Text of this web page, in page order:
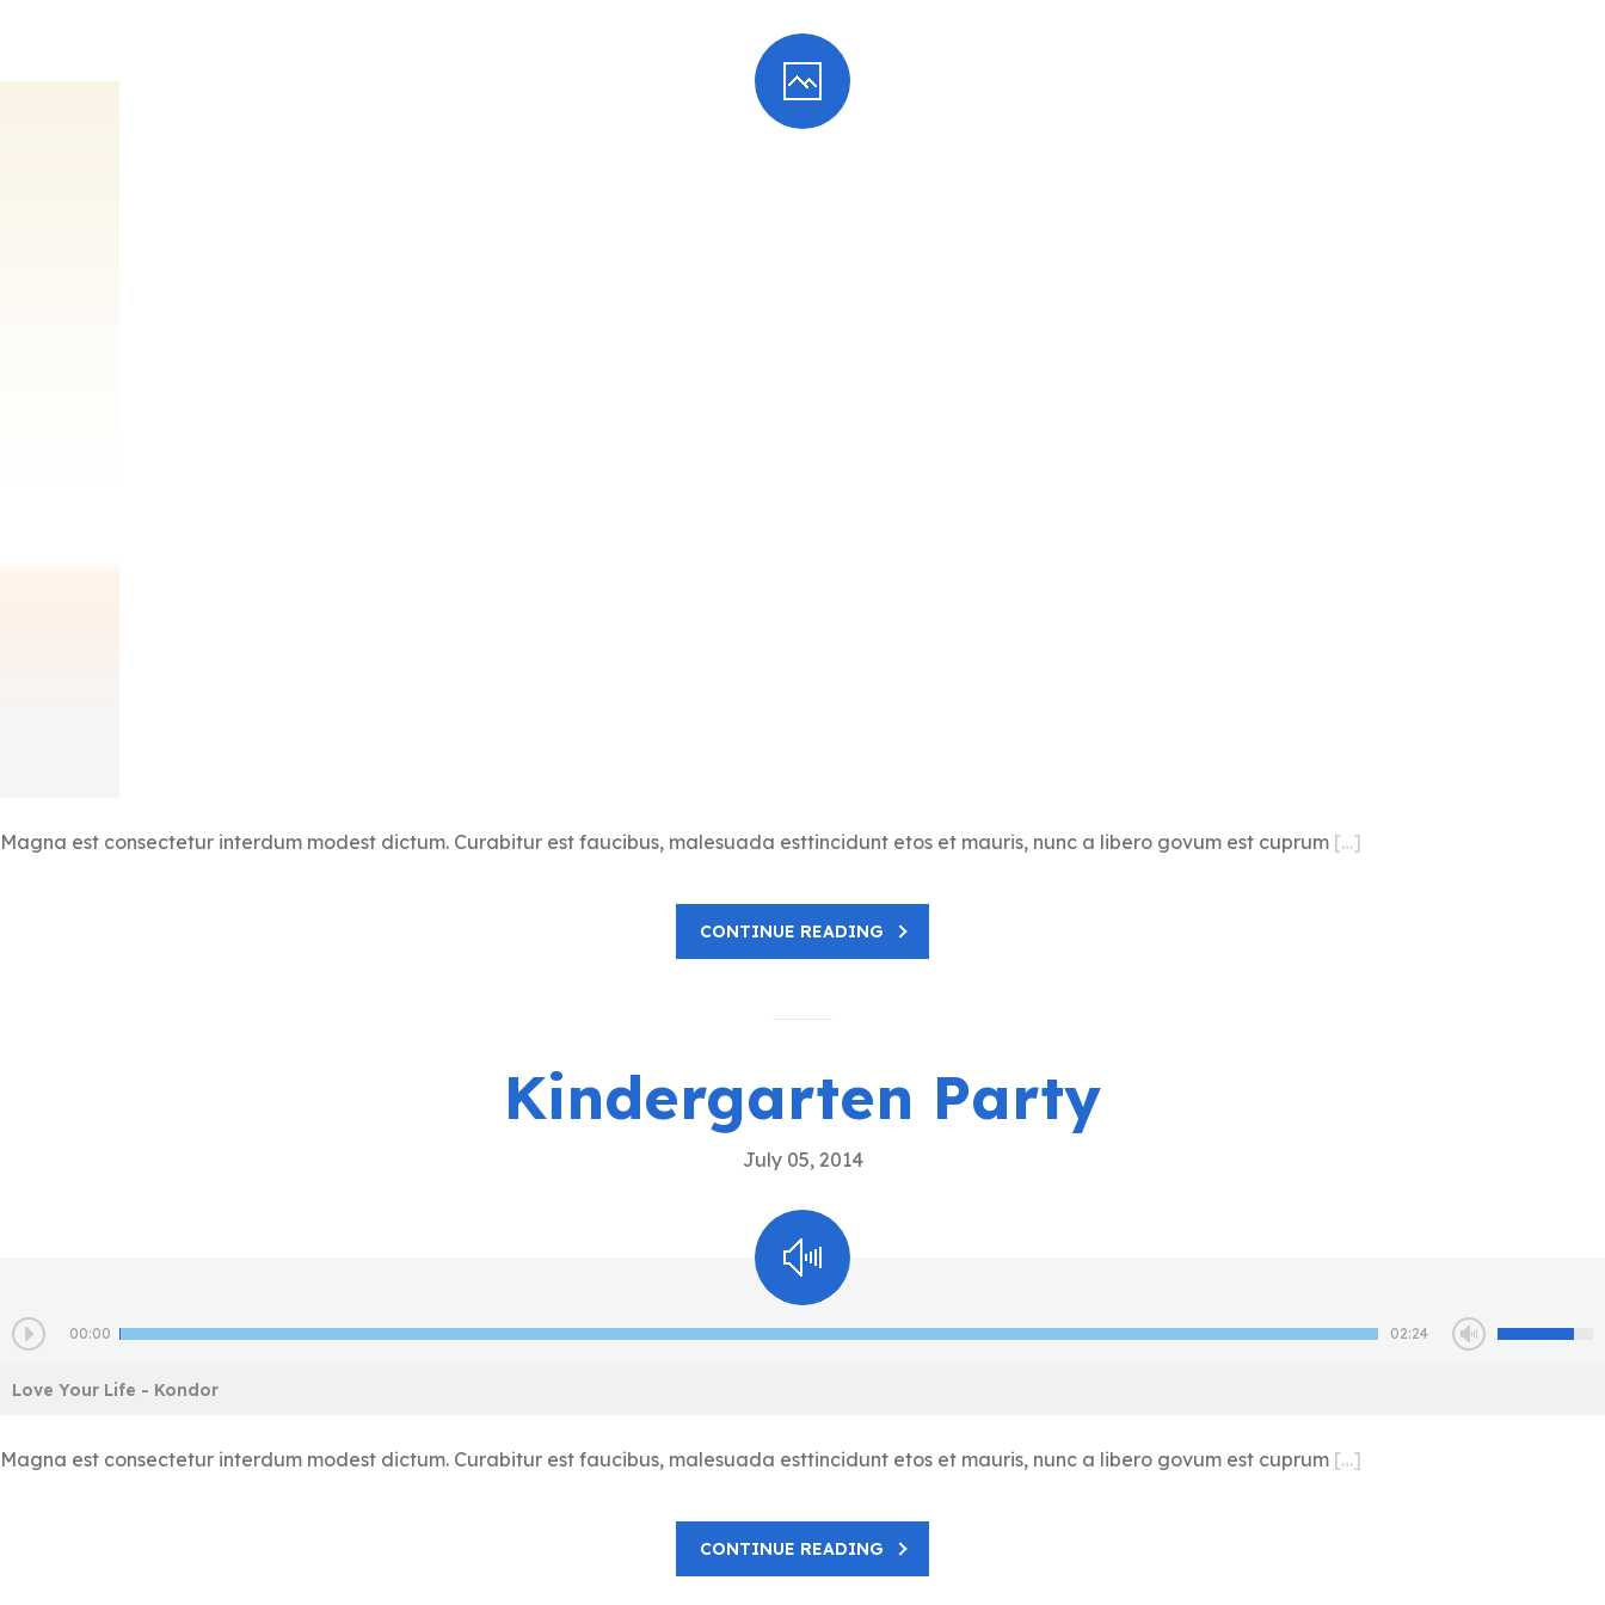
Magna est consectetur interdum modest dictum. Curabitur est faucibus, malesuada esttincidunt etos et mauris, nunc a libero govum est cuprum […]
CONTINUE READING
Kindergarten Party
July 05, 2014
00:00 02:24
Love Your Life - Kondor
Magna est consectetur interdum modest dictum. Curabitur est faucibus, malesuada esttincidunt etos et mauris, nunc a libero govum est cuprum […]
CONTINUE READING